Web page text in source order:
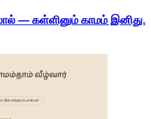
— கள்ளினும் காமம் இனிது.